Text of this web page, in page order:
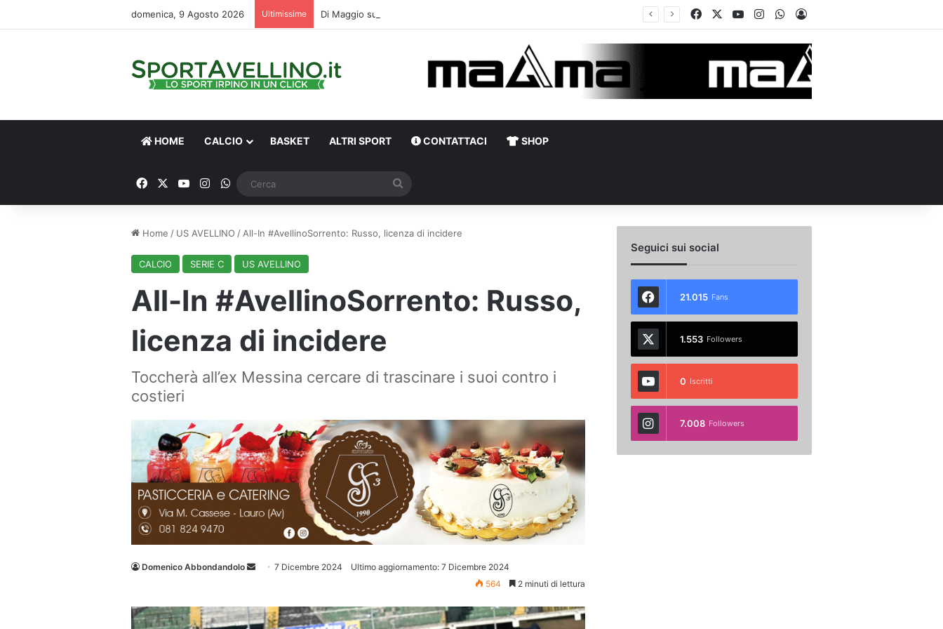
domenica, 9 Agosto 2026 Ultimissime FacebookYou TubeInstagramWhatsApp
Accedi
HOME CALCIO BASKET ALTRI SPORT CONTATTACI SHOP
FacebookYou TubeInstagram
WhatsApp
Home / US AVELLINO / All-In #AvellinoSorrento: Russo, licenza di incidere
CALCIO SERIE C US AVELLINO
All-In #AvellinoSorrento: Russo,
licenza di incidere
Toccherà all’ex Messina cercare di trascinare i suoi contro i
costieri
Domenico Abbondandolo
Invia 7 Dicembre 2024
Ultimo aggiornamento: 7 Dicembre 2024
564
2 minuti di lettura
Seguici sui social
21.015 Fans
1.553 Followers
0 Iscritti
7.008 Followers